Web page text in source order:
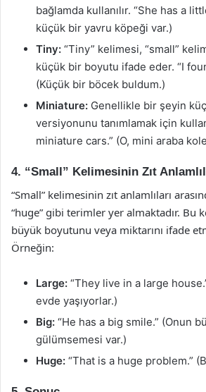
bağlamda kullanılır. “She has a
küçük bir yavru köpeği var.)
Tiny: “Tiny” kelimesi, “small”
küçük bir boyutu ifade eder. “I
(Küçük bir böcek buldum.)
Miniature: Genellikle bir şeyin
versiyonunu tanımlamak için
miniature cars.” (O, mini araba
4. “Small” Kelimesinin Zıt
“Small” kelimesinin zıt anlamlıları
“huge” gibi terimler yer almaktadır. Bu
büyük boyutunu veya miktarını ifade
Örneğin:
Large: “They live in a large
evde yaşıyorlar.)
Big: “He has a big smile.” (Onun
gülümsemesi var.)
Huge: “That is a huge problem.”